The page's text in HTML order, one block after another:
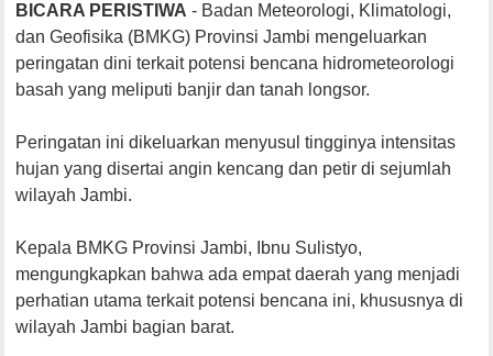
BICARA PERISTIWA - Badan Meteorologi, Klimatologi,
dan Geofisika (BMKG) Provinsi Jambi mengeluarkan
peringatan dini terkait potensi bencana hidrometeorologi
basah yang meliputi banjir dan tanah longsor.
Peringatan ini dikeluarkan menyusul tingginya intensitas
hujan yang disertai angin kencang dan petir di sejumlah
wilayah Jambi.
Kepala BMKG Provinsi Jambi, Ibnu Sulistyo,
mengungkapkan bahwa ada empat daerah yang menjadi
perhatian utama terkait potensi bencana ini, khususnya di
wilayah Jambi bagian barat.